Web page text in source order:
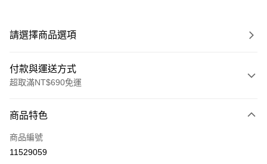
請選擇商品選項
付款與運送方式
超取滿NT$690免運
信用卡一次付款
超商取貨付款
商品特色
商品編號
11529059